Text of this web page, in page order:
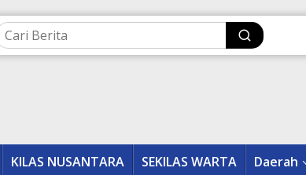
KILAS NUSANTARA SEKILAS WARTA Daerah